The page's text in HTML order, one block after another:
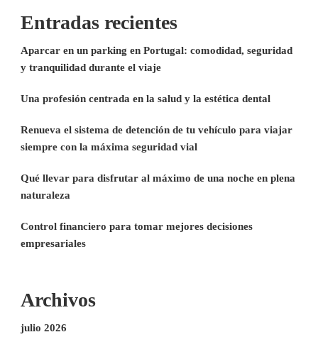
Entradas recientes
Aparcar en un parking en Portugal: comodidad, seguridad
y tranquilidad durante el viaje
Una profesión centrada en la salud y la estética dental
Renueva el sistema de detención de tu vehículo para viajar
siempre con la máxima seguridad vial
Qué llevar para disfrutar al máximo de una noche en plena
naturaleza
Control financiero para tomar mejores decisiones
empresariales
Archivos
julio 2026